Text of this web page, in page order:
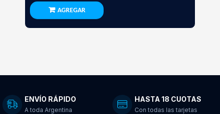
AGREGAR
ENVÍO RÁPIDO
A toda Argentina
HASTA 18 CUOTAS
Con todas las tarjetas